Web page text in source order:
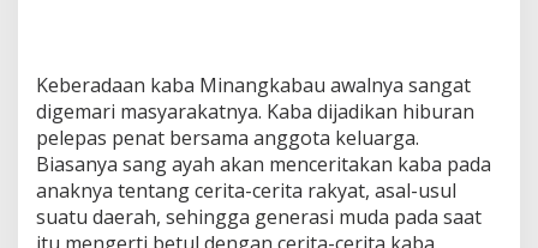
Keberadaan kaba Minangkabau awalnya sangat
digemari masyarakatnya. Kaba dijadikan hiburan
pelepas penat bersama anggota keluarga.
Biasanya sang ayah akan menceritakan kaba pada
anaknya tentang cerita-cerita rakyat, asal-usul
suatu daerah, sehingga generasi muda pada saat